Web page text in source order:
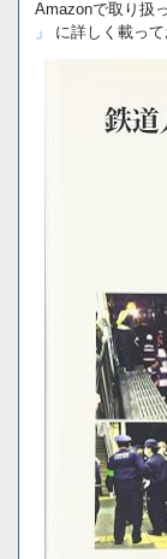
Amazonで取り扱
」
に詳しく載っ